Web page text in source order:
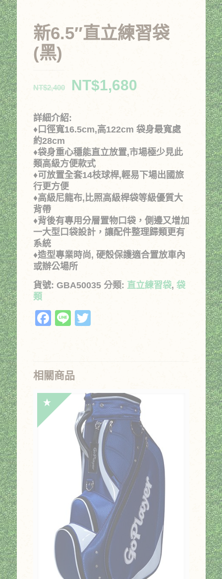
新6.5″直立練習袋
(黑)
NT$2,400
原
價
格：
NT$2,400。
NT$1,680目
格：
NT$1,680。
詳細介紹:
♦口徑寬16.5cm,高122cm 袋身最寬處
約28cm
♦袋身重心穩能直立放置,市場極少見此
類高級方便款式
♦可放置全套14枝球桿,輕易下場出國旅
行更方便
♦高級尼龍布,比照高級桿袋等級優質大
背帶
♦背後有專用分層置物口袋，側邊又增加
一大型口袋設計，讓配件整理歸類更有
系統
♦造型專業時尚, 硬殼保護適合置放車內
或辦公場所
貨號: GBA50035 分類: 直立練習袋, 袋
類
Facebook
Line
相關商品